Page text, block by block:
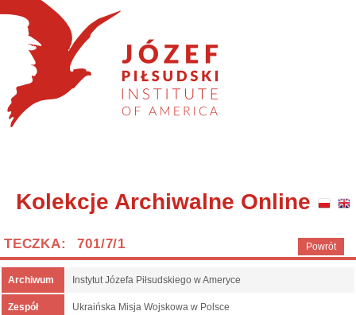
Kolekcje Archiwalne Online
Powrót
TECZKA: 701/7/1
Archiwum Instytut Józefa Piłsudskiego w Ameryce
Zespół Ukraińska Misja Wojskowa w Polsce